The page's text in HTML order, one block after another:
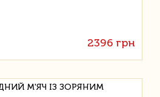
2396 грн
М'ЯЧ ІЗ ЗОРЯНИМ